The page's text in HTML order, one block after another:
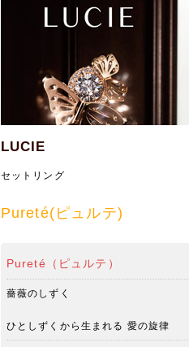
LUCIE
セットリング
Pureté(ピュルテ)
Pureté（ピュルテ）
薔薇のしずく
ひとしずくから生まれる 愛の旋律